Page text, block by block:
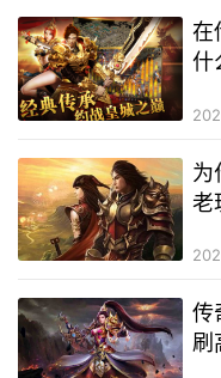
在
什
为
老
传
刷